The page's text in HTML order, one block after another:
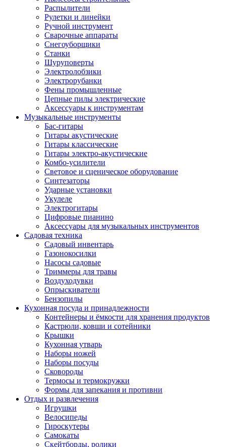
Распылители
Рулетки и линейки
Ручной инструмент
Сварочные аппараты
Снегоуборщики
Станки
Шуруповерты
Электролобзики
Электрорубанки
Фены промышленные
Цепные пилы электрические
Аксессуары к инструментам
Музыкальные инструменты
Бас-гитары
Гитары акустические
Гитары классические
Гитары электро-акустические
Комбо-усилители
Световое и сценическое оборудование
Синтезаторы
Ударные установки
Укулеле
Электрогитары
Цифровые пианино
Аксессуары для музыкальных инструментов
Садовая техника
Садовый инвентарь
Газонокосилки
Насосы садовые
Триммеры для травы
Воздуходувки
Опрыскиватели
Бензопилы
Кухонная посуда и принадлежности
Контейнеры и ёмкости для хранения продуктов
Кастрюли, ковши и сотейники
Крышки
Кухонная утварь
Наборы ножей
Наборы посуды
Сковороды
Термосы и термокружки
Формы для запекания и противни
Отдых и развлечения
Игрушки
Велосипеды
Гироскутеры
Самокаты
Скейтборды, ролики